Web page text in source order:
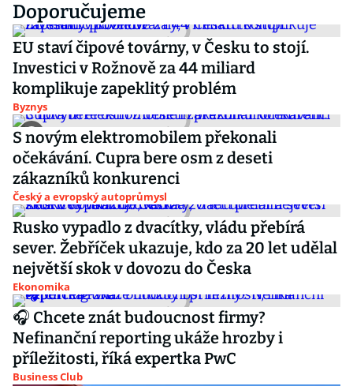
Doporučujeme
EU staví čipové továrny, v Česku to stojí.
Investici v Rožnově za 44 miliard
komplikuje zapeklitý problém
Byznys
S novým elektromobilem překonali
očekávání. Cupra bere osm z deseti
zákazníků konkurenci
Český a evropský autoprůmysl
Rusko vypadlo z dvacítky, vládu přebírá
sever. Žebříček ukazuje, kdo za 20 let udělal
největší skok v dovozu do Česka
Ekonomika
🎧 Chcete znát budoucnost firmy?
Nefinanční reporting ukáže hrozby i
příležitosti, říká expertka PwC
Business Club